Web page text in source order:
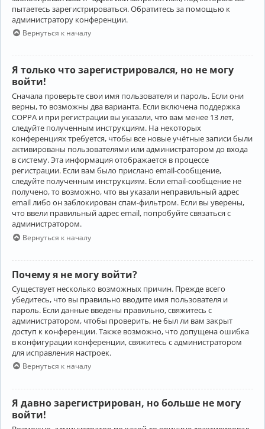
пытаетесь зарегистрироваться. Обратитесь за помощью к
администратору конференции.
Вернуться к началу
Я только что зарегистрировался, но не могу
войти!
Сначала проверьте свои имя пользователя и пароль. Если они
верны, то возможны два варианта. Если включена поддержка
COPPA и при регистрации вы указали, что вам менее 13 лет,
следуйте полученным инструкциям. На некоторых
конференциях требуется, чтобы все новые учётные записи были
активированы пользователями или администратором до входа
в систему. Эта информация отображается в процессе
регистрации. Если вам было прислано email-сообщение,
следуйте полученным инструкциям. Если email-сообщение не
получено, то возможно, что вы указали неправильный адрес
email либо он заблокирован спам-фильтром. Если вы уверены,
что ввели правильный адрес email, попробуйте связаться с
администратором.
Вернуться к началу
Почему я не могу войти?
Существует несколько возможных причин. Прежде всего
убедитесь, что вы правильно вводите имя пользователя и
пароль. Если данные введены правильно, свяжитесь с
администратором, чтобы проверить, не был ли вам закрыт
доступ к конференции. Также возможно, что допущена ошибка
в конфигурации конференции, свяжитесь с администратором
для исправления настроек.
Вернуться к началу
Я давно зарегистрирован, но больше не могу
войти!